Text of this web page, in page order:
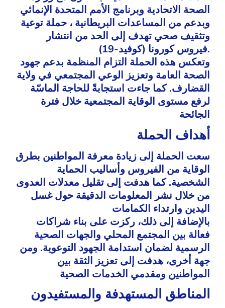
الصحة الاتحادية وبرنامج الأمم المتحدة الإنمائي
وبدعم من المساعدات البريطانية ، حملة توعية
وتثقيف صحي تهدف إلى الحد من انتشار
فيروس كورونا (كوفيد-19).
وتعكس هذه الحملة التزام المنظمة بدعم جهود
الصحة العامة وتعزيز الوعي المجتمعي في ولاية
القضارف. كما جاءت استجابةً للحاجة الماسّة
لرفع مستوى الوقاية المجتمعية خلال فترة
الجائحة
أهداف الحملة
سعت الحملة إلى زيادة معرفة المواطنين بطرق
الوقاية من الفيروس وأساليب الحماية
الشخصية. كما هدفت إلى تقليل معدلات العدوى
من خلال نشر المعلومات الدقيقة حول غسل
اليدين وارتداء الكمامات
بالإضافة إلى ذلك، ركزت على بناء شراكات
فعالة بين المجتمع المحلي والجهات الصحية
الرسمية لضمان استدامة الجهود التوعوية. ومن
جهة أخرى، هدفت إلى تعزيز الثقة بين
المواطنين ومقدمي الخدمات الصحية
المناطق المستهدفة والمستفيدون